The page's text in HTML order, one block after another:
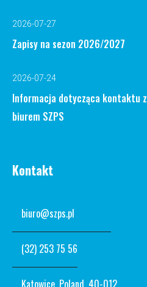
2026-07-27
Zapisy na sezon 2026/2027
2026-07-24
Informacja dotycząca kontaktu z
biurem SZPS
Kontakt
biuro@szps.pl
(32) 253 75 56
Katowice, Poland, 40-012